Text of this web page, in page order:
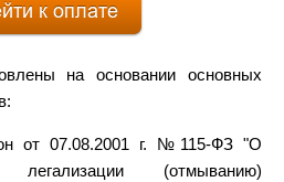
на основании основных
от 07.08.2001 г. №115-ФЗ "О
легализации (отмыванию)